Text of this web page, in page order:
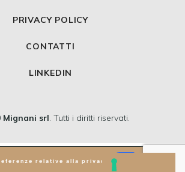
PRIVACY POLICY
CONTATTI
LINKEDIN
Mignani srl. Tutti i diritti riservati.
relative alla privacy